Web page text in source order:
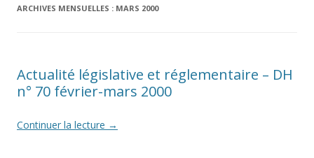
ARCHIVES MENSUELLES : MARS 2000
Actualité législative et réglementaire – DH
n° 70 février-mars 2000
Continuer la lecture →